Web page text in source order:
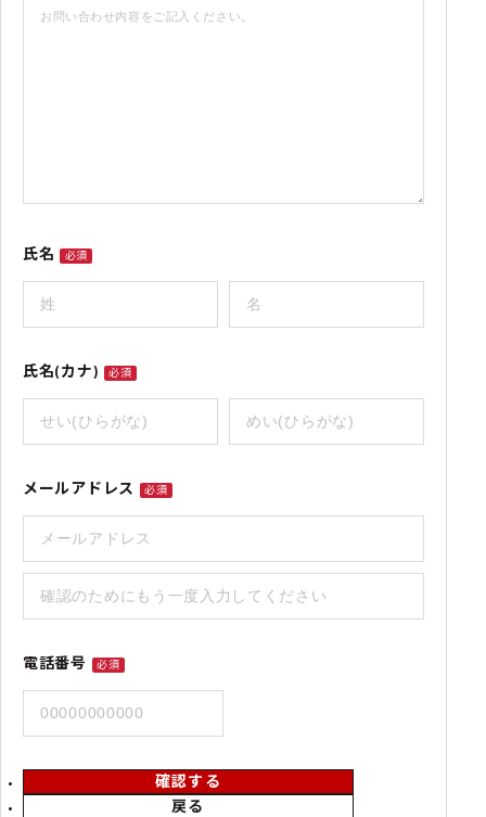
氏名 必須
氏名(カナ) 必須
メールアドレス 必須
電話番号 必須
戻る
確認する